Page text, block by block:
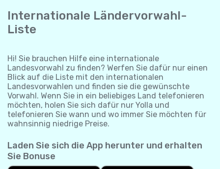
Internationale Ländervorwahl-
Liste
Hi! Sie brauchen Hilfe eine internationale
Landesvorwahl zu finden? Werfen Sie dafür nur einen
Blick auf die Liste mit den internationalen
Landesvorwahlen und finden sie die gewünschte
Vorwahl. Wenn Sie in ein beliebiges Land telefonieren
möchten, holen Sie sich dafür nur Yolla und
telefonieren Sie wann und wo immer Sie möchten für
wahnsinnig niedrige Preise.
Laden Sie sich die App herunter und erhalten
Sie Bonuse